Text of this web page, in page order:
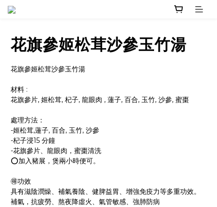
花旗參姬松茸沙參玉竹湯
花旗參姬松茸沙參玉竹湯
材料 :
花旗參片, 姬松茸, 杞子, 龍眼肉 , 蓮子, 百合, 玉竹, 沙參, 蜜棗
處理方法：
-姬松茸,蓮子, 百合, 玉竹, 沙參
-杞子浸15 分鐘
-花旗參片、龍眼肉，蜜棗清洗
⭕️加入豬展，煲兩小時便可。
🉐功效
具有滋陰潤燥、補氣養陰、健脾益胃、增強免疫力等多重功效。
補氣，抗疲勞、熬夜降虛火、氣管敏感、強肺防病